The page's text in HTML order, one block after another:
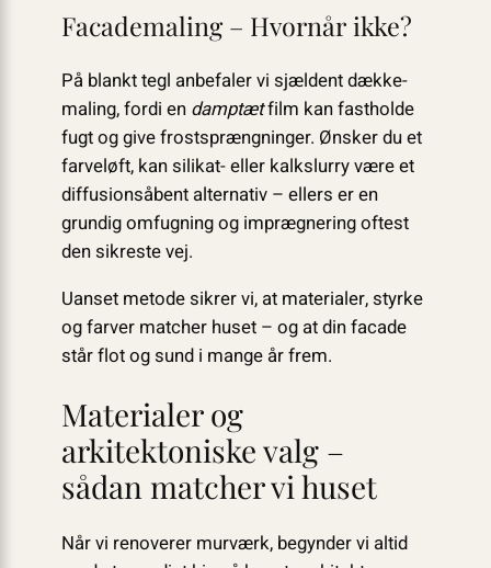
Facademaling – Hvornår ikke?
På blankt tegl anbefaler vi sjældent dække­
maling, fordi en damptætfilm kan fastholde
fugt og give frostsprængninger. Ønsker du et
farveløft, kan silikat- eller kalkslurry være et
diffusionsåbent alternativ – ellers er en
grundig omfugning og imprægnering oftest
den sikreste vej.
Uanset metode sikrer vi, at materialer, styrke
og farver matcher huset – og at din facade
står flot og sund i mange år frem.
Materialer og
arkitektoniske valg –
sådan matcher vi huset
Når vi renoverer murværk, begynder vi altid